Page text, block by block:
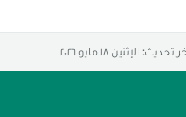
تحديث: الإثنين ١٨ مايو ٢٠٢٦